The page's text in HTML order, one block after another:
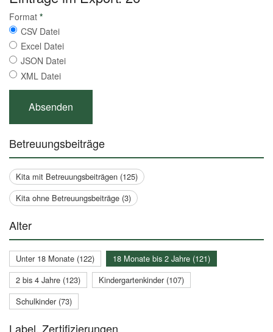
Format *
CSV Datei
Excel Datei
JSON Datei
XML Datei
Betreuungsbeiträge
Kita mit Betreuungsbeiträgen (125)
Kita ohne Betreuungsbeiträge (3)
Alter
Unter 18 Monate (122)
18 Monate bis 2 Jahre (121)
2 bis 4 Jahre (123)
Kindergartenkinder (107)
Schulkinder (73)
Label, Zertifizierungen